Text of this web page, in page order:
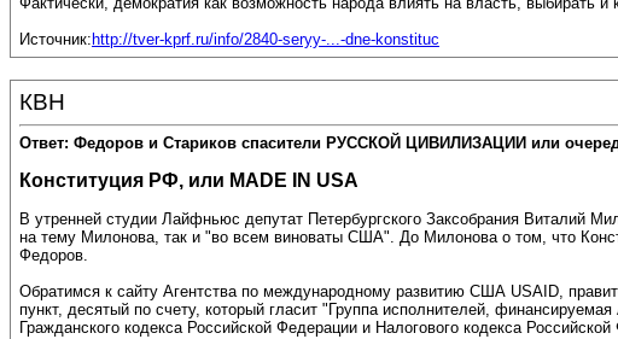
Источник: http://tver-kprf.ru/info/2840-seryy-...-dne-konstituc
КВН
Ответ: Федоров и Стариков спасители РУССКОЙ ЦИВИЛИЗАЦИИ или
Конституция РФ, или MADE IN USA
В утренней студии Лайфньюс депутат Петербургского Заксобрания
на тему Милонова, так и "во всем виноваты США". До Милонова о том, что
Федоров.
Обратимся к сайту Агентства по международному развитию США USAID,
пункт, десятый по счету, который гласит "Группа исполнителей,
Гражданского кодекса Российской Федерации и Налогового кодекса